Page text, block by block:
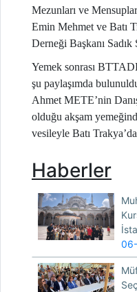
Mezunları ve
Emin Mehmet ve Batı
Derneği Başkanı Sadık
Yemek sonrası
şu paylaşımda
Ahmet METE’nin
olduğu akşam
vesileyle Batı
Haberler